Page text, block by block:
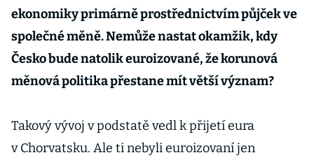
ekonomiky primárně prostřednictvím půjček ve
společné měně. Nemůže nastat okamžik, kdy
Česko bude natolik euroizované, že korunová
měnová politika přestane mít větší význam?
Takový vývoj v podstatě vedl k přijetí eura
v Chorvatsku. Ale ti nebyli euroizovaní jen